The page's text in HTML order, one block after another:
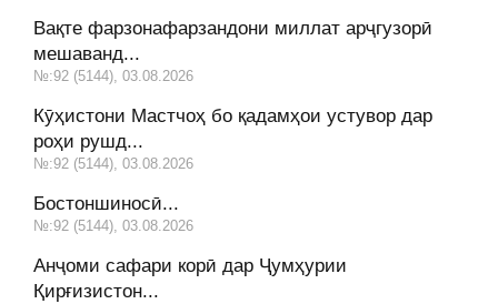
Вақте фарзонафарзандони миллат арҷгузорӣ
мешаванд...
№:92 (5144), 03.08.2026
Кӯҳистони Мастчоҳ бо қадамҳои устувор дар
роҳи рушд...
№:92 (5144), 03.08.2026
Бостоншиносӣ...
№:92 (5144), 03.08.2026
Анҷоми сафари корӣ дар Ҷумҳурии
Қирғизистон...